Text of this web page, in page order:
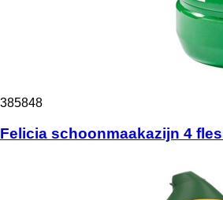
385848
Felicia schoonmaakazijn 4